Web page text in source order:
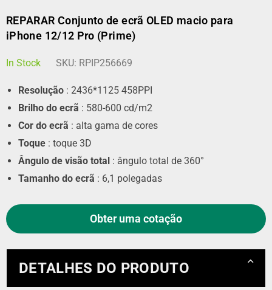
REPARAR Conjunto de ecrã OLED macio para
iPhone 12/12 Pro (Prime)
In Stock SKU: RPIP256669
Resolução : 2436*1125 458PPI
Brilho do ecrã : 580-600 cd/m2
Cor do ecrã : alta gama de cores
Toque : toque 3D
Ângulo de visão total : ângulo total de 360°
Tamanho do ecrã : 6,1 polegadas
Obter uma cotação
DETALHES DO PRODUTO